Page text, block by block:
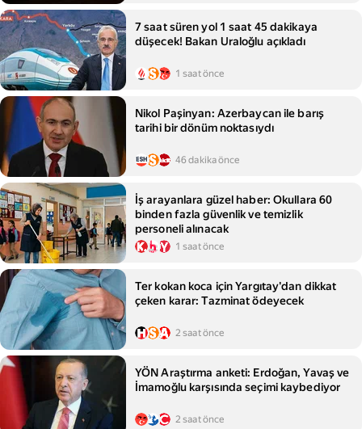
7 saat süren yol 1 saat 45 dakikaya
düşecek! Bakan Uraloğlu açıkladı
1 saat önce
Nikol Paşinyan: Azerbaycan ile barış
tarihi bir dönüm noktasıydı
46 dakika önce
İş arayanlara güzel haber: Okullara 60
binden fazla güvenlik ve temizlik
personeli alınacak
1 saat önce
Ter kokan koca için Yargıtay'dan dikkat
çeken karar: Tazminat ödeyecek
2 saat önce
YÖN Araştırma anketi: Erdoğan, Yavaş ve
İmamoğlu karşısında seçimi kaybediyor
2 saat önce